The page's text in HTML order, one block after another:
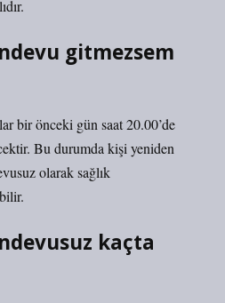
gitmezsem
bir önceki gün saat 20.00’de
Bu durumda kişi yeniden
olarak sağlık
kaçta